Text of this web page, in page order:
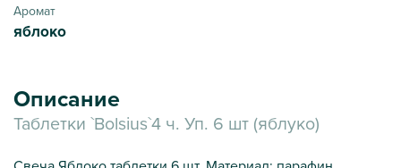
Аромат
яблоко
Описание
Таблетки `Bolsius`4 ч. Уп. 6 шт (яблуко)